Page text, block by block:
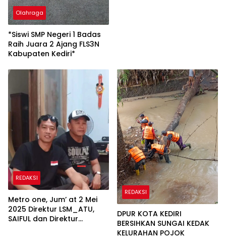
Olahraga
*Siswi SMP Negeri 1 Badas
Raih Juara 2 Ajang FLS3N
Kabupaten Kediri*
REDAKSI
Metro one, Jum’ at 2 Mei
2025 Direktur LSM_ATU,
SAIFUL dan Direktur
REDAKSI
DPUR KOTA KEDIRI
BERSIHKAN SUNGAI KEDAK
KELURAHAN POJOK